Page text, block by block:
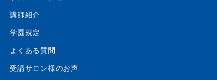
講師紹介
学園規定
よくある質問
受講サロン様のお声